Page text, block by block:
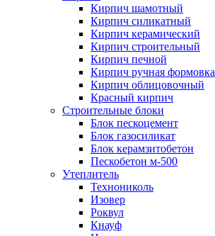
Кирпич шамотный
Кирпич силикатный
Кирпич керамический
Кирпич строительный
Кирпич печной
Кирпич ручная формовка
Кирпич облицовочный
Красный кирпич
Строительные блоки
Блок пескоцемент
Блок газосиликат
Блок керамзитобетон
Пескобетон м-500
Утеплитель
Технониколь
Изовер
Роквул
Кнауф